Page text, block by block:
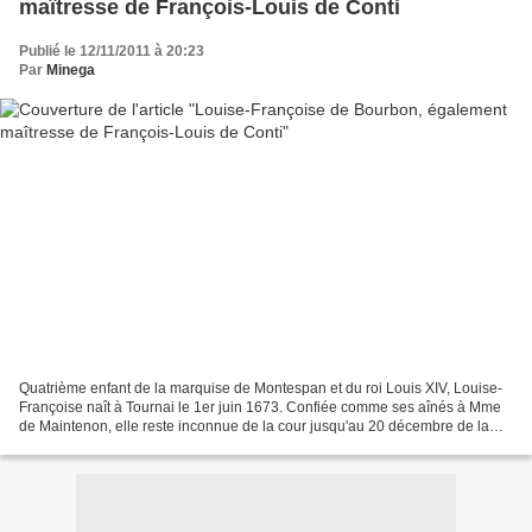
maîtresse de François-Louis de Conti
Publié le 12/11/2011 à 20:23
Par Minega
Quatrième enfant de la marquise de Montespan et du roi Louis XIV, Louise-
Françoise naît à Tournai le 1er juin 1673. Confiée comme ses aînés à Mme
de Maintenon, elle reste inconnue de la cour jusqu'au 20 décembre de la